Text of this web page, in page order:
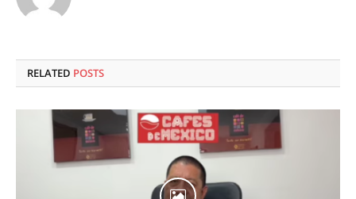
RELATED POSTS